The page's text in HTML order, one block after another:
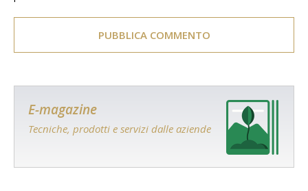
E-magazine
Tecniche, prodotti e servizi dalle aziende